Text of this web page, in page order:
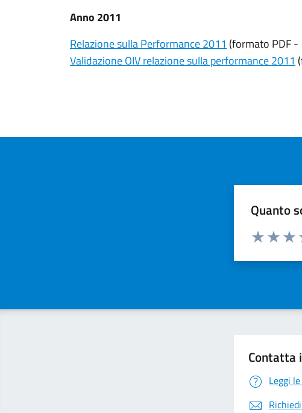
Anno 2011
Relazione sulla Performance 2011(formato PDF -
Validazione OIV relazione sulla performance 2011
Quanto
Valuta da 1 a 5
Contatta
Leggi